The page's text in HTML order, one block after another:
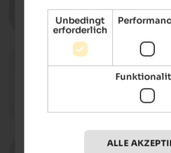
21.03.2027
Wine
Skipisten in
Unbedingt
erforderlich
ALLE